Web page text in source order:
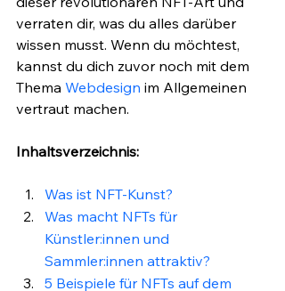
verraten dir, was du alles darüber
wissen musst. Wenn du möchtest,
kannst du dich zuvor noch mit dem
Thema Webdesign im Allgemeinen
vertraut machen.
Inhaltsverzeichnis:
Was ist NFT-Kunst?
Was macht NFTs für
Künstler:innen und
Sammler:innen attraktiv?
5 Beispiele für NFTs auf dem